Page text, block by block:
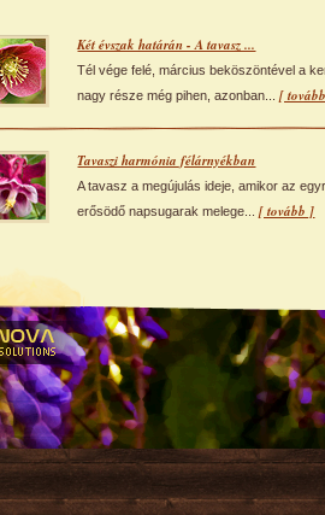
Két évszak határán - A tavasz ...
Tél vége felé, március beköszöntével a
nagy része még pihen, azonban...[
Tavaszi harmónia félárnyékban
A tavasz a megújulás ideje, amikor az
erősödő napsugarak melege...[ tovább ]